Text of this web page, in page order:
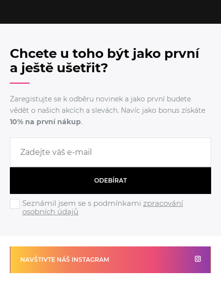
Chcete u toho být jako první
a ještě ušetřit?
Zaregistujte se k odběru novinek a jako první budete
vědět o našich akcích a slevách. Navíc jako bonus získáte
10% na první nákup.
ODEBÍRAT
Seznámil jsem se s podmínkami zpracování
osobních údajů
NAVŠTIVTE NÁŠ INSTAGRAM